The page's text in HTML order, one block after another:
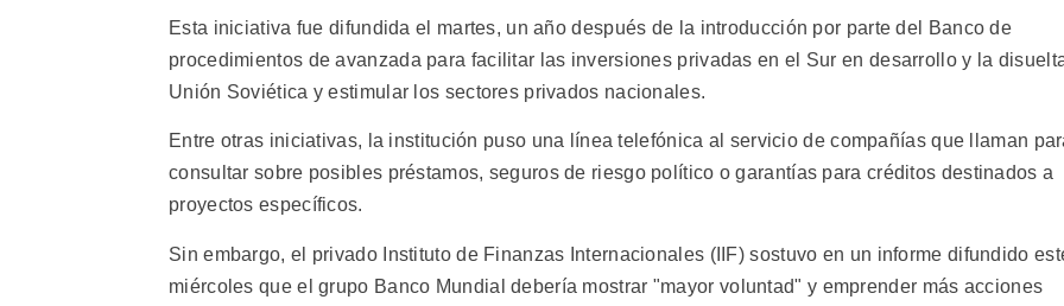
Esta iniciativa fue difundida el martes, un año después de la introducción por parte del Banco de
procedimientos de avanzada para facilitar las inversiones privadas en el Sur en desarrollo y la
Unión Soviética y estimular los sectores privados nacionales.
Entre otras iniciativas, la institución puso una línea telefónica al servicio de compañías que llaman
consultar sobre posibles préstamos, seguros de riesgo político o garantías para créditos destinados a
proyectos específicos.
Sin embargo, el privado Instituto de Finanzas Internacionales (IIF) sostuvo en un informe difundido
miércoles que el grupo Banco Mundial debería mostrar "mayor voluntad" y emprender más acciones